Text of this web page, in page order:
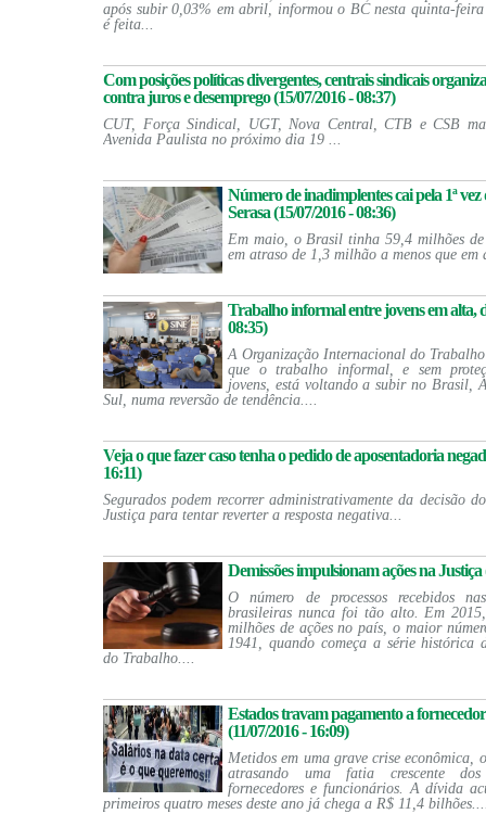
após subir 0,03% em abril, informou o BC nesta quinta-
é feita...
Com posições políticas divergentes, centrais sindicais
contra juros e desemprego (15/07/2016 - 08:37)
CUT, Força Sindical, UGT, Nova Central, CTB e CSB
Avenida Paulista no próximo dia 19 ...
Número de inadimplentes cai pela 1ª vez
Serasa (15/07/2016 - 08:36)
Em maio, o Brasil tinha 59,4 milhões de
em atraso de 1,3 milhão a menos que
Trabalho informal entre jovens em alta,
08:35)
A Organização Internacional do
que o trabalho informal, e sem
jovens, está voltando a subir no Brasil,
Sul, numa reversão de tendência....
Veja o que fazer caso tenha o pedido de aposentadoria
16:11)
Segurados podem recorrer administrativamente da decisão
Justiça para tentar reverter a resposta negativa...
Demissões impulsionam ações na Justiça
O número de processos recebidos
brasileiras nunca foi tão alto. Em
milhões de ações no país, o maior
1941, quando começa a série histórica
do Trabalho....
Estados travam pagamento a
(11/07/2016 - 16:09)
Metidos em uma grave crise econômica,
atrasando uma fatia crescente dos
fornecedores e funcionários. A dívida
primeiros quatro meses deste ano já chega a R$ 11,4